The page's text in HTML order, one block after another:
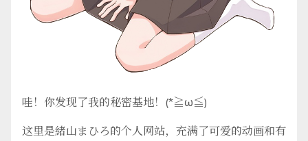
哇！你发现了我的秘密基地！(*≧ω≦)
这里是緒山まひろ的个人网站，充满了可爱的动画和有